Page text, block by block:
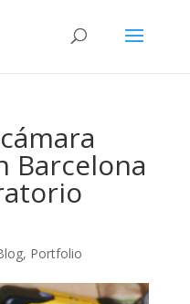
Barcelona
, Portfolio